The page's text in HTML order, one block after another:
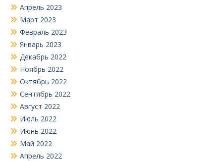
Апрель 2023
Март 2023
Февраль 2023
Январь 2023
Декабрь 2022
Ноябрь 2022
Октябрь 2022
Сентябрь 2022
Август 2022
Июль 2022
Июнь 2022
Май 2022
Апрель 2022